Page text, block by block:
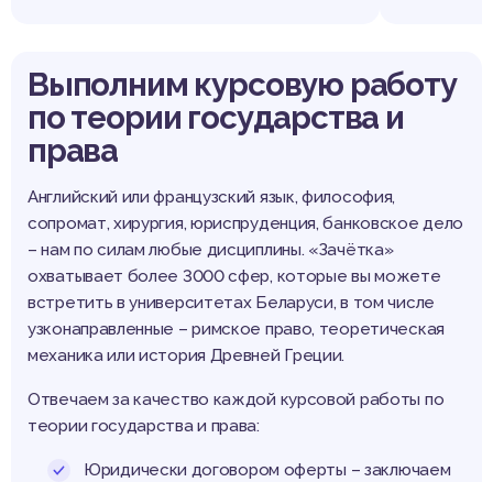
Выполним курсовую работу
по теории государства и
права
Английский или французский язык, философия,
сопромат, хирургия, юриспруденция, банковское дело
– нам по силам любые дисциплины. «Зачётка»
охватывает более 3000 сфер, которые вы можете
встретить в университетах Беларуси, в том числе
узконаправленные – римское право, теоретическая
механика или история Древней Греции.
Отвечаем за качество каждой курсовой работы по
теории государства и права:
Юридически договором оферты – заключаем